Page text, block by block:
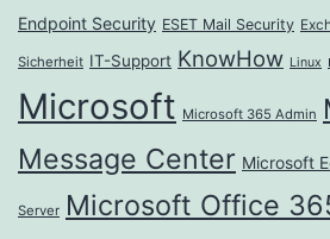
Endpoint Security ESET Mail Security
Sicherheit IT-Support KnowHow Linux
Microsoft Microsoft 365 Admin
Message Center Microsoft
Server Microsoft Office